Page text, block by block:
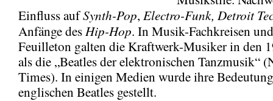
Einfluss aufSynth-Pop, Electro-Funk, Detroit
Anfänge des Hip-Hop. In Musik-Fachkreisen
Feuilleton galten die Kraftwerk-Musiker in den
als die „Beatles der elektronischen Tanzmusik“
Times). In einigen Medien wurde ihre
englischen Beatles gestellt.